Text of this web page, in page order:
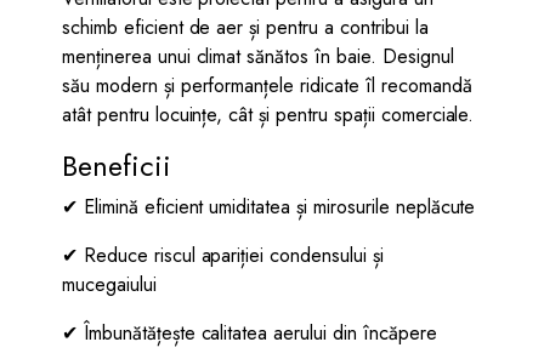
schimb eficient de aer și pentru a contribui la
menținerea unui climat sănătos în baie. Designul
său modern și performanțele ridicate îl recomandă
atât pentru locuințe, cât și pentru spații comerciale.
Beneficii
✔ Elimină eficient umiditatea și mirosurile neplăcute
✔ Reduce riscul apariției condensului și
mucegaiului
✔ Îmbunătățește calitatea aerului din încăpere